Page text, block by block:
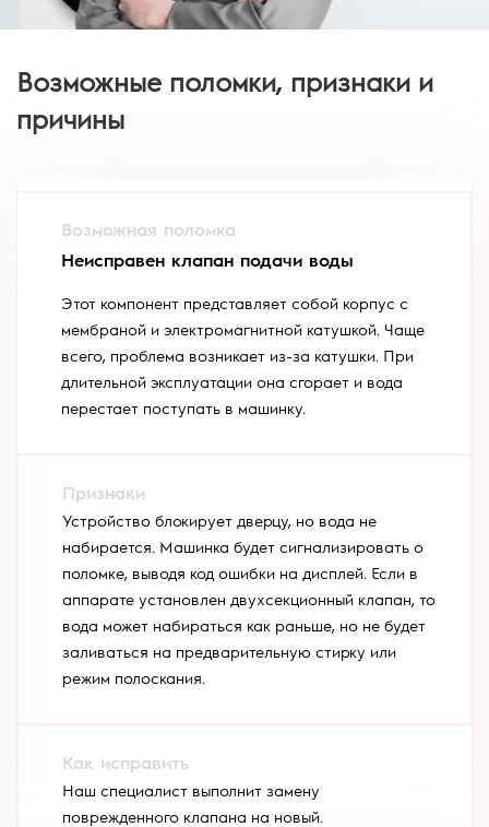
Возможные поломки, признаки и
причины
Неисправен клапан подачи воды
Этот компонент представляет собой корпус с
мембраной и электромагнитной катушкой. Чаще
всего, проблема возникает из-за катушки. При
длительной эксплуатации она сгорает и вода
перестает поступать в машинку.
Устройство блокирует дверцу, но вода не
набирается. Машинка будет сигнализировать о
поломке, выводя код ошибки на дисплей. Если в
аппарате установлен двухсекционный клапан, то
вода может набираться как раньше, но не будет
заливаться на предварительную стирку или
режим полоскания.
Наш специалист выполнит замену
поврежденного клапана на новый.